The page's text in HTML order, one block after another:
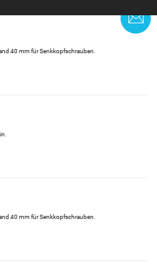
40 mm für Senkkopfschrauben.
40 mm für Senkkopfschrauben.